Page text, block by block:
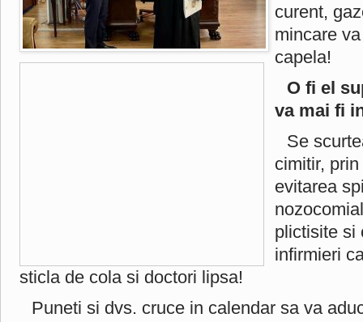
curent,
mincare
capela!
O fi el
va mai fi
Se
cimitir,
evitarea
plictisite si
infirmieri
sticla de cola si doctori lipsa!
Puneti si dvs. cruce in calendar sa va